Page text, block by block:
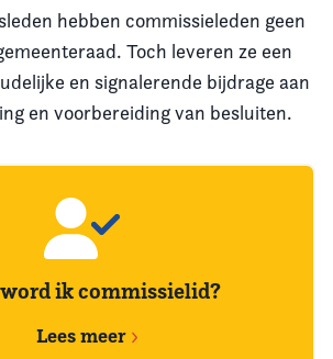
hebben commissieleden geen
Toch leveren ze een
en signalerende bijdrage aan
en voorbereiding van besluiten.
ik commissielid?
Lees meer